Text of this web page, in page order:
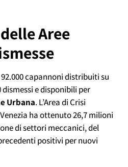
Aree
capannoni distribuiti su
dismessi e disponibili per
Urbana. L’Area di Crisi
ha ottenuto 26,7 milioni
di settori meccanici, del
positivi per nuovi